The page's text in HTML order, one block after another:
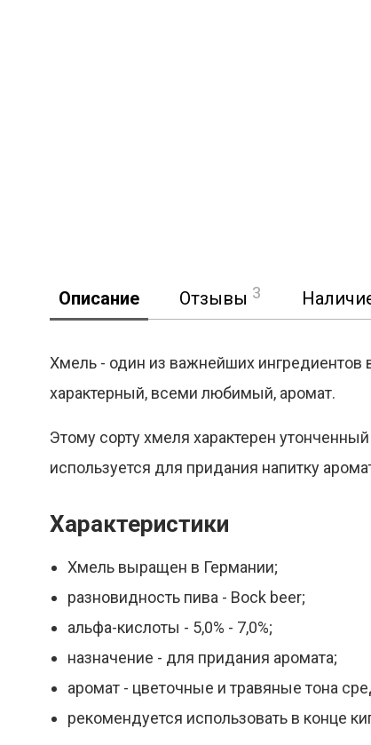
Описание Отзывы 3
Хмель - один из важнейших ингредиентов
характерный, всеми любимый, аромат.
Этому сорту хмеля характерен
используется для придания напитку
Характеристики
Хмель выращен в Германии;
разновидность пива - Bock beer;
альфа-кислоты - 5,0% - 7,0%;
назначение - для придания аромата;
аромат - цветочные и травяные тона
рекомендуется использовать в конце